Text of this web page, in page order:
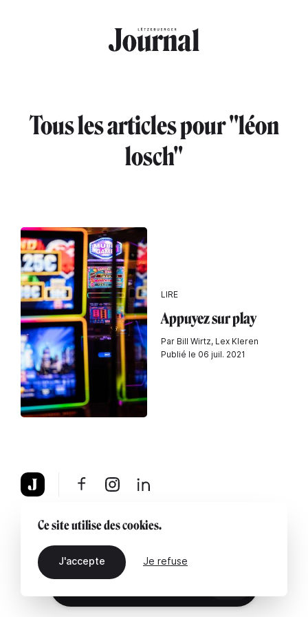
Tous les articles pour "léon
losch"
LIRE
Appuyez sur play
Par Bill Wirtz, Lex Kleren
Publié le 06 juil. 2021
À propos Mentions légales Contactez-nous
Ce site utilise des cookies.
J'accepte Je refuse